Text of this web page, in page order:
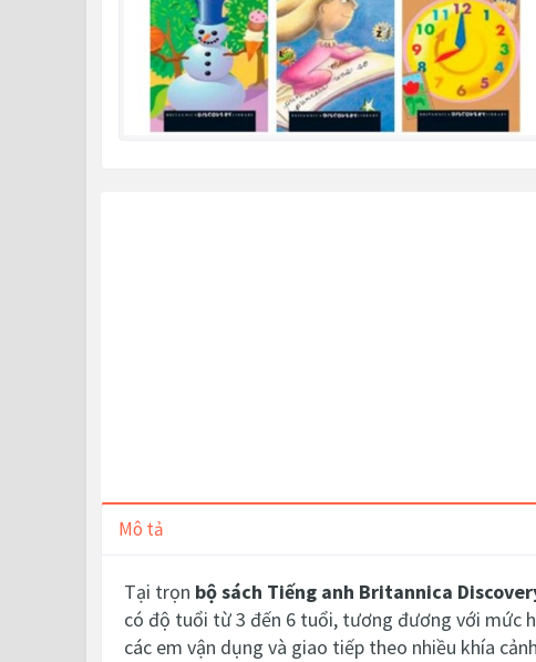
Mô tả
Tại trọn bộ sách Tiếng anh Britannica
có độ tuổi từ 3 đến 6 tuổi, tương đương với mức
các em vận dụng và giao tiếp theo nhiều khía